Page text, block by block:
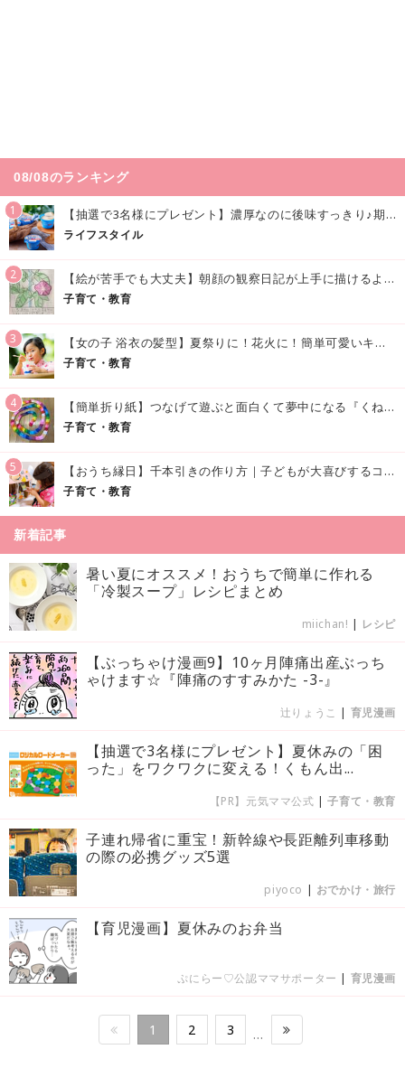
08/08のランキング
1 【抽選で3名様にプレゼント】濃厚なのに後味すっきり♪期間限定の「メイトーのなめらかプリン カルピス®入りソース」で夏を味わおう！
ライフスタイル
2 【絵が苦手でも大丈夫】朝顔の観察日記が上手に描けるようになる方法｜イラスト付き
子育て・教育
3 【女の子 浴衣の髪型】夏祭りに！花火に！簡単可愛いキッズの浴衣ヘアアレンジまとめ
子育て・教育
4 【簡単折り紙】つなげて遊ぶと面白くて夢中になる『くねくねへびさんの作り方』
子育て・教育
5 【おうち縁日】千本引きの作り方｜子どもが大喜びするコツやアイデア♪
子育て・教育
新着記事
暑い夏にオススメ！おうちで簡単に作れる
「冷製スープ」レシピまとめ
miichan! | レシピ
【ぶっちゃけ漫画9】10ヶ月陣痛出産ぶっち
ゃけます☆『陣痛のすすみかた -3-』
辻りょうこ | 育児漫画
【抽選で3名様にプレゼント】夏休みの「困
った」をワクワクに変える！くもん出...
【PR】元気ママ公式 |子育て・教育
子連れ帰省に重宝！新幹線や長距離列車移動
の際の必携グッズ5選
piyoco | おでかけ・旅行
【育児漫画】夏休みのお弁当
ぷにらー♡公認ママサポーター | 育児漫画
1 2 3 …